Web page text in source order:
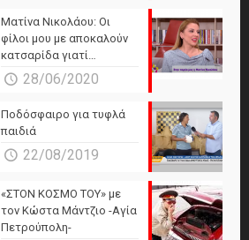
Ματίνα Νικολάου: Οι
φίλοι μου με αποκαλούν
κατσαρίδα γιατί…
28/06/2020
Ποδόσφαιρο για τυφλά
παιδιά
22/08/2019
«ΣΤΟΝ ΚΟΣΜΟ ΤΟΥ» με
τον Κώστα Μάντζιο -Αγία
Πετρούπολη-